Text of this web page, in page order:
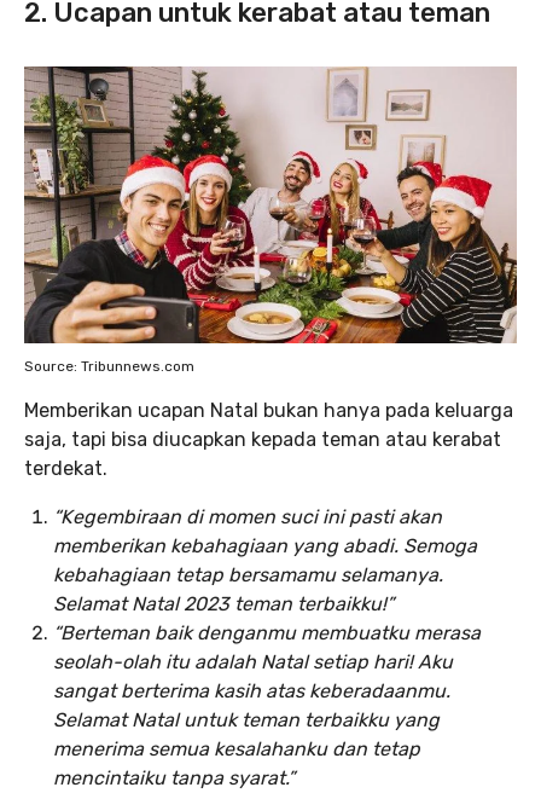
2. Ucapan untuk kerabat atau teman
Source: Tribunnews.com
Memberikan ucapan Natal bukan hanya pada keluarga
saja, tapi bisa diucapkan kepada teman atau kerabat
terdekat.
“Kegembiraan di momen suci ini pasti akan
memberikan kebahagiaan yang abadi. Semoga
kebahagiaan tetap bersamamu selamanya.
Selamat Natal 2023 teman terbaikku!”
“Berteman baik denganmu membuatku merasa
seolah-olah itu adalah Natal setiap hari! Aku
sangat berterima kasih atas keberadaanmu.
Selamat Natal untuk teman terbaikku yang
menerima semua kesalahanku dan tetap
mencintaiku tanpa syarat.”